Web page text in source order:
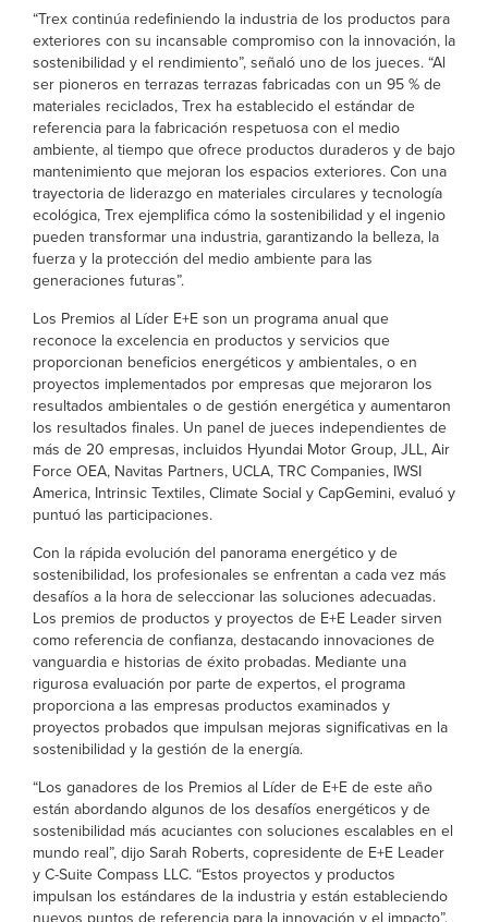
“Trex continúa redefiniendo la industria de los productos para
exteriores con su incansable compromiso con la innovación, la
sostenibilidad y el rendimiento”, señaló uno de los jueces. “Al
ser pioneros en terrazas terrazas fabricadas con un 95 % de
materiales reciclados, Trex ha establecido el estándar de
referencia para la fabricación respetuosa con el medio
ambiente, al tiempo que ofrece productos duraderos y de bajo
mantenimiento que mejoran los espacios exteriores. Con una
trayectoria de liderazgo en materiales circulares y tecnología
ecológica, Trex ejemplifica cómo la sostenibilidad y el ingenio
pueden transformar una industria, garantizando la belleza, la
fuerza y la protección del medio ambiente para las
generaciones futuras”.
Los Premios al Líder E+E son un programa anual que
reconoce la excelencia en productos y servicios que
proporcionan beneficios energéticos y ambientales, o en
proyectos implementados por empresas que mejoraron los
resultados ambientales o de gestión energética y aumentaron
los resultados finales. Un panel de jueces independientes de
más de 20 empresas, incluidos Hyundai Motor Group, JLL, Air
Force OEA, Navitas Partners, UCLA, TRC Companies, IWSI
America, Intrinsic Textiles, Climate Social y CapGemini, evaluó y
puntuó las participaciones.
Con la rápida evolución del panorama energético y de
sostenibilidad, los profesionales se enfrentan a cada vez más
desafíos a la hora de seleccionar las soluciones adecuadas.
Los premios de productos y proyectos de E+E Leader sirven
como referencia de confianza, destacando innovaciones de
vanguardia e historias de éxito probadas. Mediante una
rigurosa evaluación por parte de expertos, el programa
proporciona a las empresas productos examinados y
proyectos probados que impulsan mejoras significativas en la
sostenibilidad y la gestión de la energía.
“Los ganadores de los Premios al Líder de E+E de este año
están abordando algunos de los desafíos energéticos y de
sostenibilidad más acuciantes con soluciones escalables en el
mundo real”, dijo Sarah Roberts, copresidente de E+E Leader
y C-Suite Compass LLC. “Estos proyectos y productos
impulsan los estándares de la industria y están estableciendo
nuevos puntos de referencia para la innovación y el impacto”.